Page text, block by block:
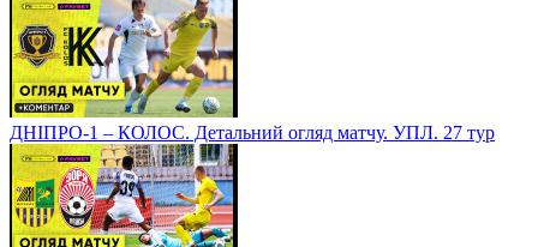
ДНІПРО-1 – КОЛОС. Детальний огляд матчу. УПЛ. 27 тур